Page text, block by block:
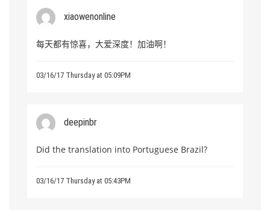
xiaowenonline
每天都有惊喜，大爱深度！加油啊！
03/16/17 Thursday at 05:09PM
deepinbr
Did the translation into Portuguese Brazil?
03/16/17 Thursday at 05:43PM